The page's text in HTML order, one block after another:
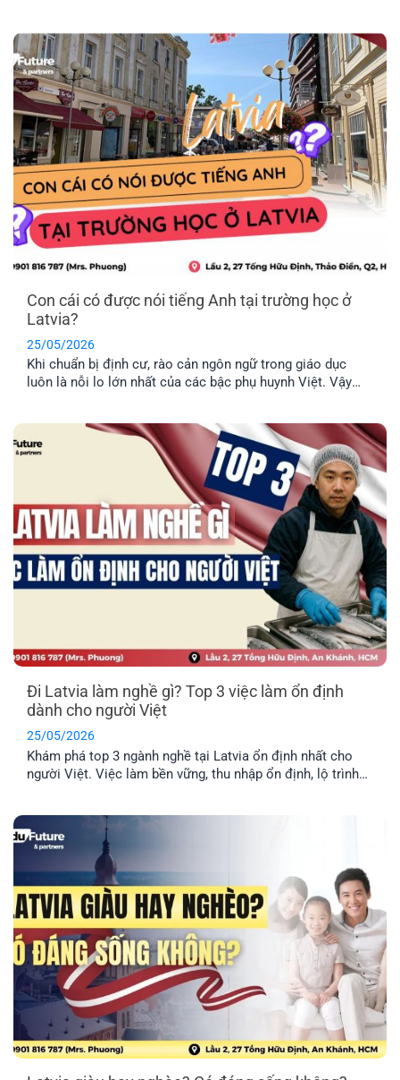
trình định cư Châu Âu dễ dàng nhất hiện nay? Hãy cùng
EFP tìm hiểu nhé!
Con cái có được nói tiếng Anh tại trường học ở
Latvia?
25/05/2026
Khi chuẩn bị định cư, rào cản ngôn ngữ trong giáo dục
luôn là nỗi lo lớn nhất của các bậc phụ huynh Việt. Vậy
địa phương? EFP sẽ giải đáp [...]
Đi Latvia làm nghề gì? Top 3 việc làm ổn định
dành cho người Việt
25/05/2026
Khám phá top 3 ngành nghề tại Latvia ổn định nhất cho
người Việt. Việc làm bền vững, thu nhập ổn định, lộ trình